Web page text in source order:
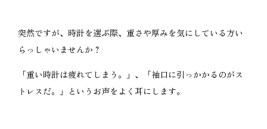
突然ですが、時計を選ぶ際、重さや厚みを気にしている方い
らっしゃいませんか？
「重い時計は疲れてしまう。」、「袖口に引っかかるのがス
トレスだ。」というお声をよく耳にします。